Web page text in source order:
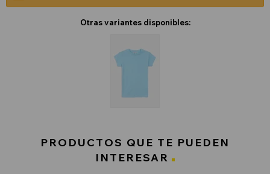
Otras variantes disponibles:
PRODUCTOS QUE TE PUEDEN
INTERESAR